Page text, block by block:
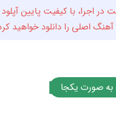
اجرا، با کیفیت پایین
اصلی را دانلود خواهید
به صورت یکجا